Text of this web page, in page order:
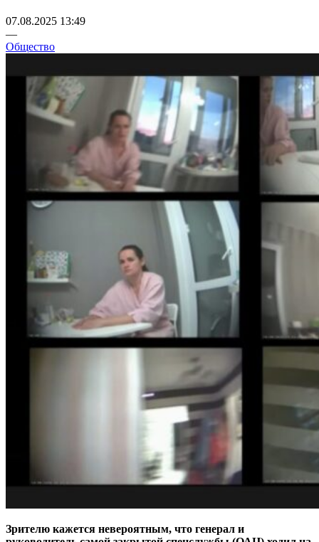
07.08.2025 13:49
—
Общество
Зрителю кажется невероятным, что генерал и